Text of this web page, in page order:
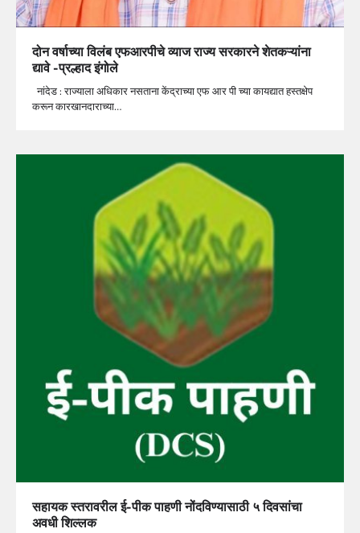
दोन वर्षाच्या विलंब एफआरपीचे व्याज राज्य सरकारने शेतकऱ्यांना
द्यावे -प्रल्हाद इंगोले
नांदेड : राज्याला अधिकार नसताना केंद्राच्या एफ आर पी च्या कायद्यात हस्तक्षेप
करून कारखानदाराच्या…
सहायक स्‍तरावरील ई-पीक पाहणी नोंदविण्‍यासाठी ५ दिवसांचा
अवधी शिल्‍लक